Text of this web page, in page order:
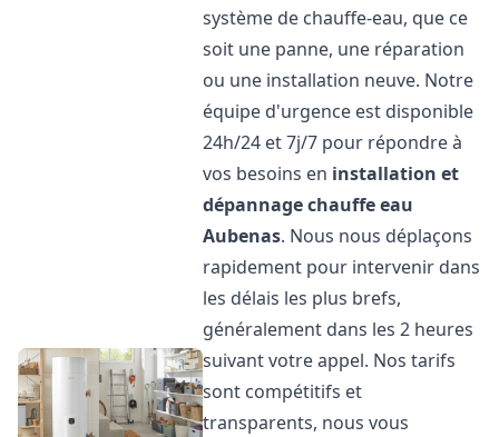
système de chauffe-eau, que ce
soit une panne, une réparation
ou une installation neuve. Notre
équipe d'urgence est disponible
24h/24 et 7j/7 pour répondre à
vos besoins en installation et
dépannage chauffe eau
Aubenas. Nous nous déplaçons
rapidement pour intervenir dans
les délais les plus brefs,
généralement dans les 2 heures
suivant votre appel. Nos tarifs
sont compétitifs et
transparents, nous vous